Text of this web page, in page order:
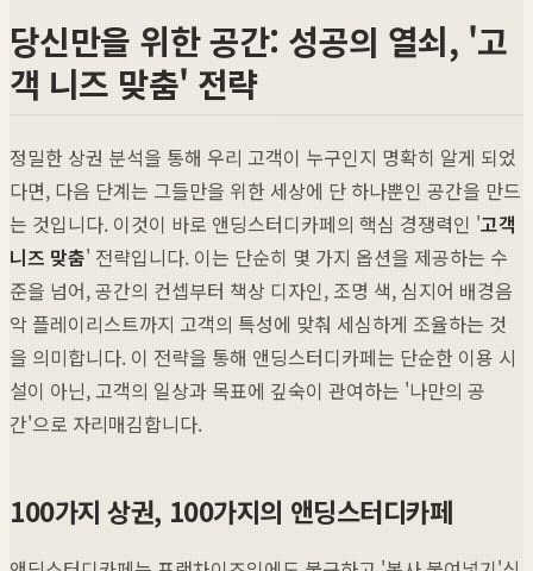
당신만을 위한 공간: 성공의 열쇠, '고
객 니즈 맞춤' 전략
정밀한 상권 분석을 통해 우리 고객이 누구인지 명확히 알게 되었
다면, 다음 단계는 그들만을 위한 세상에 단 하나뿐인 공간을 만드
는 것입니다. 이것이 바로 앤딩스터디카페의 핵심 경쟁력인 '고객
니즈 맞춤' 전략입니다. 이는 단순히 몇 가지 옵션을 제공하는 수
준을 넘어, 공간의 컨셉부터 책상 디자인, 조명 색, 심지어 배경음
악 플레이리스트까지 고객의 특성에 맞춰 세심하게 조율하는 것
을 의미합니다. 이 전략을 통해 앤딩스터디카페는 단순한 이용 시
설이 아닌, 고객의 일상과 목표에 깊숙이 관여하는 '나만의 공
간'으로 자리매김합니다.
100가지 상권, 100가지의 앤딩스터디카페